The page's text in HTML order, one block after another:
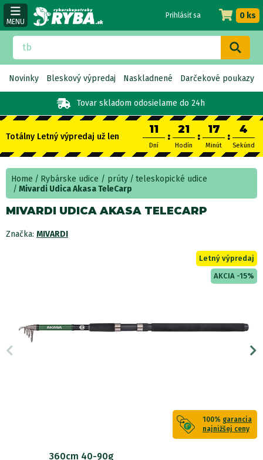
MENU
Tovar skladom odosielame do 24h
Prihlásiť sa 0 ks
Novinky Bleskový výpredaj Naskladnené Darčekové poukazy
Totálny Letný výpredaj už len
11
Dní
:
21
Hodín
:
17
Minút
:
3
Sekúnd
Home Rybárske udice / prúty
teleskopické udice
Mivardi Udica Akasa TeleCarp
MIVARDI UDICA AKASA TELECARP
Značka: MIVARDI
Letný výpredaj
AKCIA -15%
100% garancia
najnižšej ceny
360cm 40-90g